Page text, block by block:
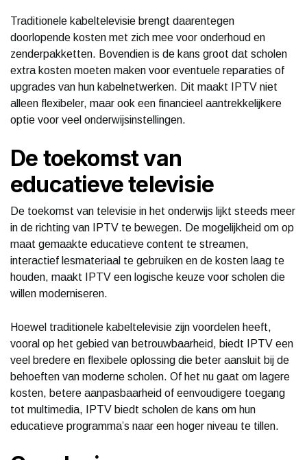
Traditionele kabeltelevisie brengt daarentegen
doorlopende kosten met zich mee voor onderhoud en
zenderpakketten. Bovendien is de kans groot dat scholen
extra kosten moeten maken voor eventuele reparaties of
upgrades van hun kabelnetwerken. Dit maakt IPTV niet
alleen flexibeler, maar ook een financieel aantrekkelijkere
optie voor veel onderwijsinstellingen.
De toekomst van
educatieve televisie
De toekomst van televisie in het onderwijs lijkt steeds meer
in de richting van IPTV te bewegen. De mogelijkheid om op
maat gemaakte educatieve content te streamen,
interactief lesmateriaal te gebruiken en de kosten laag te
houden, maakt IPTV een logische keuze voor scholen die
willen moderniseren.
Hoewel traditionele kabeltelevisie zijn voordelen heeft,
vooral op het gebied van betrouwbaarheid, biedt IPTV een
veel bredere en flexibele oplossing die beter aansluit bij de
behoeften van moderne scholen. Of het nu gaat om lagere
kosten, betere aanpasbaarheid of eenvoudigere toegang
tot multimedia, IPTV biedt scholen de kans om hun
educatieve programma’s naar een hoger niveau te tillen.